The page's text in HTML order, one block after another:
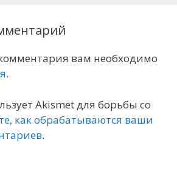
вам необходимо
.
Akismet для борьбы со
как обрабатываются ваши
.